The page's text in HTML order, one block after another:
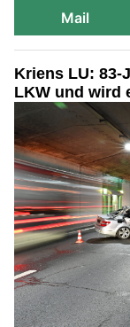
Mail
Kriens LU: 83-
LKW und wird